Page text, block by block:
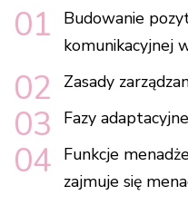
Budowanie
komunikacyjnej
Zasady
Fazy
Funkcje
zajmuje się